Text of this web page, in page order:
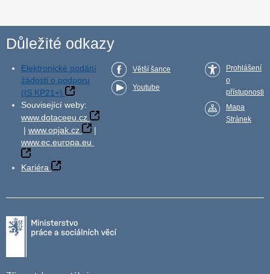
Důležité odkazy
Elektronické podání
žádosti o podporu
(IS KP21+)
Související weby:
www.dotaceeu.cz
| www.opjak.cz
|
www.ec.europa.eu
Kariéra
Větší šance
Youtube
Prohlášení
o
přístupnosti
Mapa
Stránek